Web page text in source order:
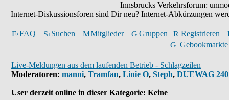
Innsbrucks Verkehrsforum:
Internet-Diskussionsforen sind Dir neu? Internet-Abkürzungen
FAQ Suchen Mitglieder Gruppen
Registrieren
Live-Meldungen aus dem laufenden Betrieb - Schlagzeilen
Moderatoren: manni, Tramfan, Linie O, Steph, DUEWAG 240
User derzeit online in dieser Kategorie: Keine